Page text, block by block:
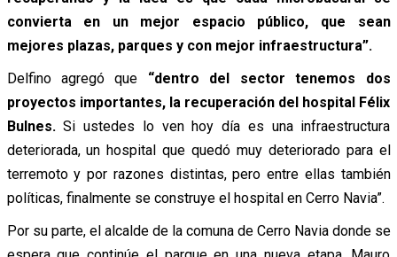
convierta en un mejor espacio público, que sean
mejores plazas, parques y con mejor infraestructura”.
Delfino agregó que “dentro del sector tenemos dos
proyectos importantes, la recuperación del hospital Félix
Bulnes. Si ustedes lo ven hoy día es una infraestructura
deteriorada, un hospital que quedó muy deteriorado para el
terremoto y por razones distintas, pero entre ellas también
políticas, finalmente se construye el hospital en Cerro Navia”.
Por su parte, el alcalde de la comuna de Cerro Navia donde se